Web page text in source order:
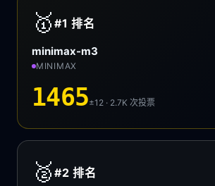
🥇 #1排名
minimax-m3
MINIMAX
1465±12 · 2.7K次投票
🥈 #2排名